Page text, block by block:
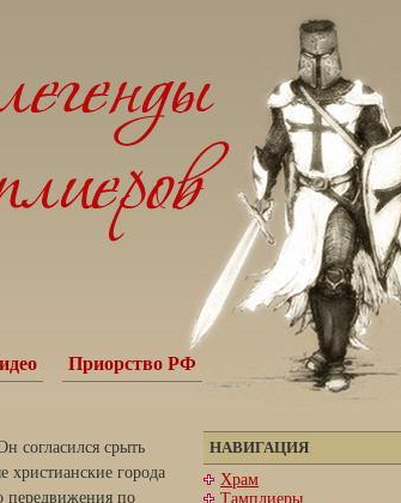
Приорство РФ
согласился срыть
христианские города
передвижения по
НАВИГАЦИЯ
Храм
Тамплиеры